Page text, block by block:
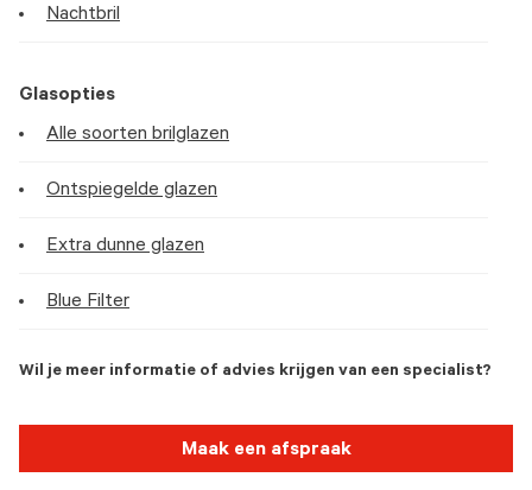
Nachtbril
Glasopties
Alle soorten brilglazen
Ontspiegelde glazen
Extra dunne glazen
Blue Filter
Wil je meer informatie of advies krijgen van een specialist?
Maak een afspraak